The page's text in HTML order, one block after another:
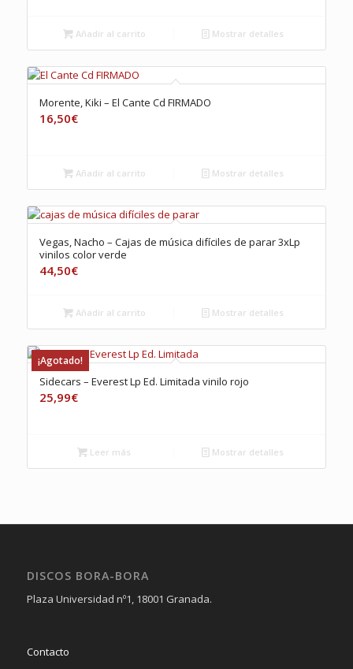
Añadir al carrito Mostrar detalles
Morente, Kiki – El Cante Cd FIRMADO
16,50€
Añadir al carrito Mostrar detalles
Vegas, Nacho – Cajas de música difíciles de parar 3xLp
vinilos color verde
44,50€
Añadir al carrito Mostrar detalles
¡Agotado!
Sidecars – Everest Lp Ed. Limitada vinilo rojo
25,99€
Leer más Mostrar detalles
DISCOS BORA-BORA
Plaza Universidad nº1, 18001 Granada.
Contacto